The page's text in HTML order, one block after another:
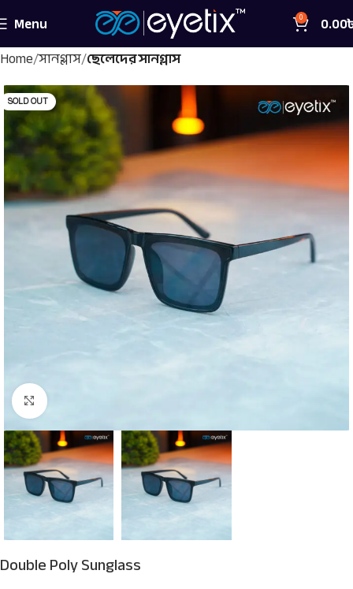
Menu 0 0.00
Home সানগ্লাস ছেলেদের সানগ্লাস
SOLD OUT
Click to enlarge
Double Poly Sunglass